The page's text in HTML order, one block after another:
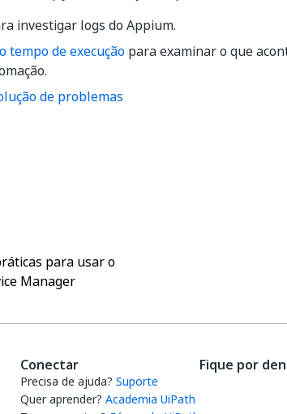
investigar logs do Appium.
tempo de execução para examinar o que
de problemas
para usar o
Manager
Conectar
Precisa de ajuda? Suporte
Quer aprender? Academia UiPath
Fique por